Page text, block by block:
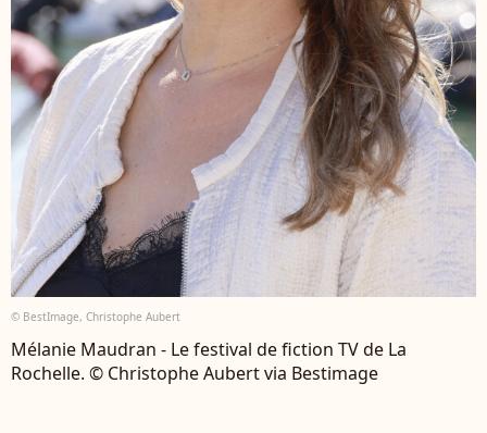
© BestImage, Christophe Aubert
Mélanie Maudran - Le festival de fiction TV de La
Rochelle. © Christophe Aubert via Bestimage